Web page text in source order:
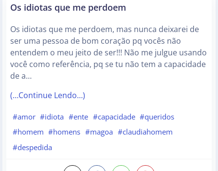
Os idiotas que me perdoem
Os idiotas que me perdoem, mas nunca deixarei de
ser uma pessoa de bom coração pq vocês não
entendem o meu jeito de ser!!! Não me julgue usando
você como referência, pq se tu não tem a capacidade
de a…
(…Continue Lendo…)
#amor #idiota #ente #capacidade #queridos
#homem #homens #magoa #claudiahomem
#despedida